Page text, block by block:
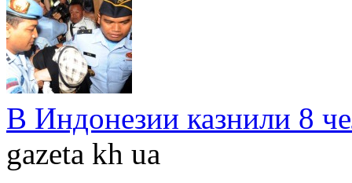
В Индонезии казнили 8
gazeta kh ua